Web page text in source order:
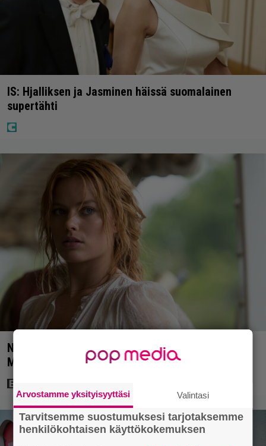
IS: Hjalliksen ja Jasminen häissä suomalainen
supertähti
Nyt Netflixissä: 180 miljoonan toimintaseikkailu –
Margot Robbie vei seksikohtauksen liian pitkälle
Arvostamme yksityisyyttäsi Valintasi
Tarvitsemme suostumuksesi tarjotaksemme
henkilökohtaisen käyttökokemuksen